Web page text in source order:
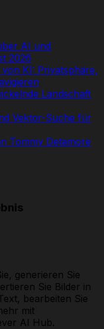
AI und
2026
KI: Privatsphäre,
Landschaft
Vektor-Suche für
Tommy Detamore
generieren Sie
Sie Bilder in
bearbeiten Sie
mit
AI Hub.